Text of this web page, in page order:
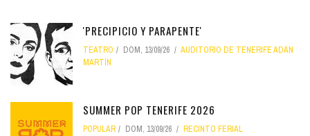
'PRECIPICIO Y PARAPENTE'
TEATRO DOM, 13/09/26
AUDITORIO DE TENERIFE ADÁN
MARTÍN
SUMMER POP TENERIFE 2026
POPULAR DOM, 13/09/26 RECINTO FERIAL